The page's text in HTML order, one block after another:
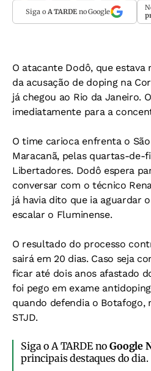
Siga o A TARDEno Google
O atacante Dodô, que estava
da acusação de doping na
já chegou ao Rio da Janeiro.
imediatamente para a
O time carioca enfrenta o
Maracanã, pelas quartas-de-
Libertadores. Dodô espera
conversar com o técnico
já havia dito que ia aguardar
escalar o Fluminense.
O resultado do processo
sairá em 20 dias. Caso seja
ficar até dois anos afastado
foi pego em exame
quando defendia o Botafogo,
STJD.
Siga o A TARDE noGoogle
principais destaques do dia.